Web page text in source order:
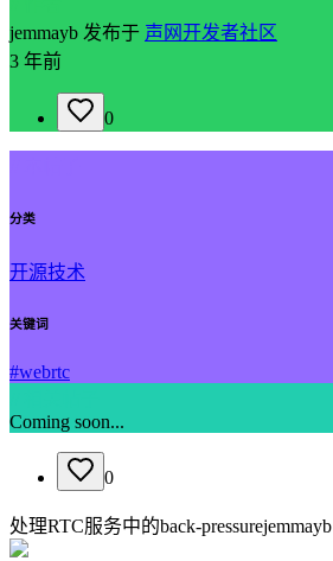
jemmayb 发布于 声网开发者社区
3 年前
0
分类
开源技术
关键词
#webrtc
Coming soon...
0
处理RTC服务中的back-pressurejemmayb